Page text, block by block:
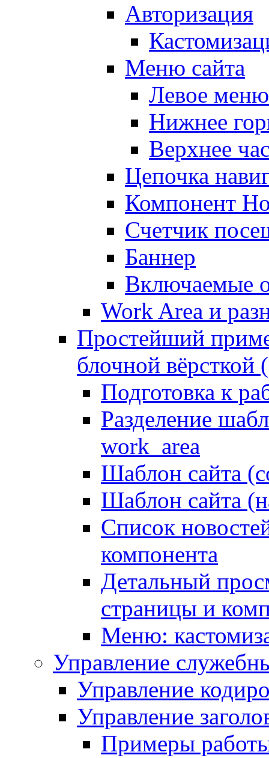
Авторизация
Меню сайта
Левое меню
Нижнее
Верхнее
Цепочка
Компонент
Счетчик
Баннер
Включаемые
Work Area и
Простейший
блочной вёрсткой
Подготовка к
Разделение
work_area
Шаблон сайта
Шаблон сайта
Список
компонента
Детальный
страницы и
Меню:
Управление
Управление
Управление
Примеры